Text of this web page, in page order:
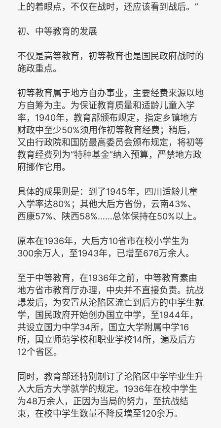
上的着眼点，不仅在战时，还应该看到战后。”
初、中等教育的发展
不仅是高等教育，初等教育也是国民政府战时的
施政重点。
初等教育属于地方自办事业，主要经费来源以地
方自筹为主。为保证教育质量和适龄儿童入学
率，1940年，教育部颁布规定，指定乡镇地方
财政中至少50%须用作初等教育经费；稍后，
又由行政院和国防最高委员会颁布规定，将初等
教育经费列为“特种基金”纳入预算，严禁地方政
府挪作它用。
具体的成果则是：到了1945年，四川适龄儿童
入学率达80%；其他大后方省份，云南43%、
西康57%、陕西58%……总体保持在50%以上。
原本在1936年，大后方10省市在校小学生为
300余万人，至1943年，已增至676万余人。
至于中等教育，在1936年之前，中等教育素由
地方省市教育厅办理，中央并不直接负责。抗战
爆发后，为安置从沦陷区流亡到后方的中学生就
学，国民政府开始创办国立中学，至1944年，
共设立国力中学34所，国立大学附属中学16
所，国立师范学校和职业学校14所，遍及后方
12个省区。
同时，教育部还特别制订了沦陷区中学毕业生升
入大后方大学就学的规定。1936年在校中学生
为48万余人，正因为当局的努力，至抗战结
束，在校中学生数量不降反增至120余万。